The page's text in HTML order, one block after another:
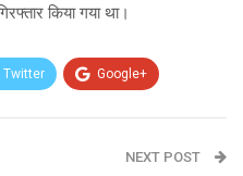
किया गया था।
Twitter Google+
NEXT POST